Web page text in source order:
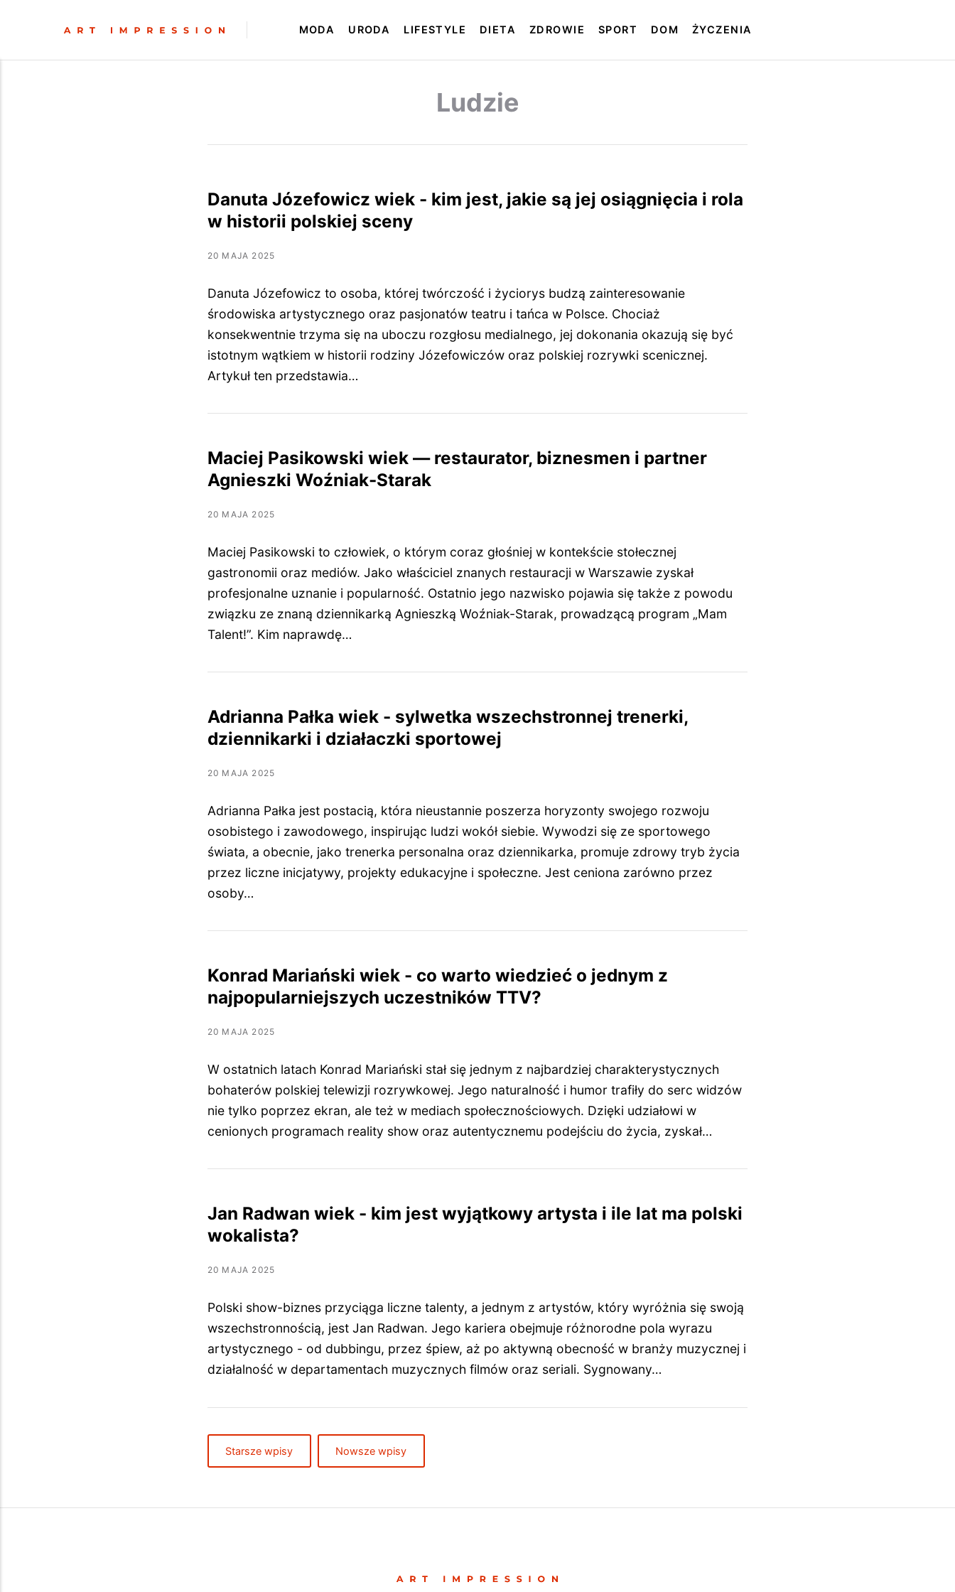
MODA URODA LIFESTYLE DIETA ZDROWIE SPORT DOM ŻYCZENIA
Ludzie
Danuta Józefowicz wiek - kim jest, jakie są jej osiągnięcia i rola
w historii polskiej sceny
20 MAJA 2025
Danuta Józefowicz to osoba, której twórczość i życiorys budzą zainteresowanie
środowiska artystycznego oraz pasjonatów teatru i tańca w Polsce. Chociaż
konsekwentnie trzyma się na uboczu rozgłosu medialnego, jej dokonania okazują się być
istotnym wątkiem w historii rodziny Józefowiczów oraz polskiej rozrywki scenicznej.
Artykuł ten przedstawia…
Maciej Pasikowski wiek — restaurator, biznesmen i partner
Agnieszki Woźniak-Starak
20 MAJA 2025
Maciej Pasikowski to człowiek, o którym coraz głośniej w kontekście stołecznej
gastronomii oraz mediów. Jako właściciel znanych restauracji w Warszawie zyskał
profesjonalne uznanie i popularność. Ostatnio jego nazwisko pojawia się także z powodu
związku ze znaną dziennikarką Agnieszką Woźniak-Starak, prowadzącą program „Mam
Talent!”. Kim naprawdę…
Adrianna Pałka wiek - sylwetka wszechstronnej trenerki,
dziennikarki i działaczki sportowej
20 MAJA 2025
Adrianna Pałka jest postacią, która nieustannie poszerza horyzonty swojego rozwoju
osobistego i zawodowego, inspirując ludzi wokół siebie. Wywodzi się ze sportowego
świata, a obecnie, jako trenerka personalna oraz dziennikarka, promuje zdrowy tryb życia
przez liczne inicjatywy, projekty edukacyjne i społeczne. Jest ceniona zarówno przez
osoby…
Konrad Mariański wiek - co warto wiedzieć o jednym z
najpopularniejszych uczestników TTV?
20 MAJA 2025
W ostatnich latach Konrad Mariański stał się jednym z najbardziej charakterystycznych
bohaterów polskiej telewizji rozrywkowej. Jego naturalność i humor trafiły do serc widzów
nie tylko poprzez ekran, ale też w mediach społecznościowych. Dzięki udziałowi w
cenionych programach reality show oraz autentycznemu podejściu do życia, zyskał…
Jan Radwan wiek - kim jest wyjątkowy artysta i ile lat ma polski
wokalista?
20 MAJA 2025
Polski show-biznes przyciąga liczne talenty, a jednym z artystów, który wyróżnia się swoją
wszechstronnością, jest Jan Radwan. Jego kariera obejmuje różnorodne pola wyrazu
artystycznego - od dubbingu, przez śpiew, aż po aktywną obecność w branży muzycznej i
działalność w departamentach muzycznych filmów oraz seriali. Sygnowany…
Starsze wpisy Nowsze wpisy